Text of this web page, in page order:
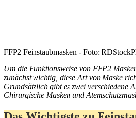
FFP2 Feinstaubmasken - Foto:
Um die Funktionsweise von FFP2
zunächst wichtig, diese Art von Maske
Grundsätzlich gibt es zwei verschiedene
Chirurgische Masken und